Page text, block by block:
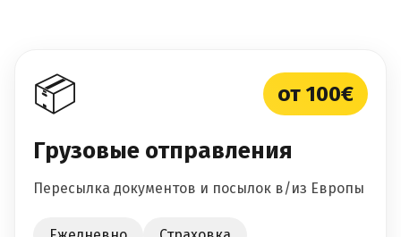
📦 от 100€
Грузовые отправления
Пересылка документов и посылок в/из Европы